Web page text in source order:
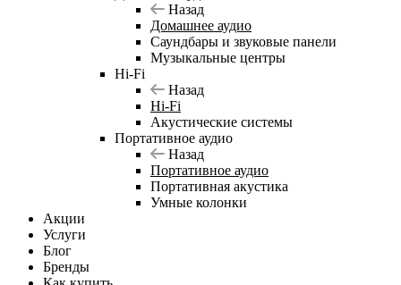
Назад
Домашнее аудио
Саундбары и звуковые панели
Музыкальные центры
Hi-Fi
Назад
Hi-Fi
Акустические системы
Портативное аудио
Назад
Портативное аудио
Портативная акустика
Умные колонки
Акции
Услуги
Блог
Бренды